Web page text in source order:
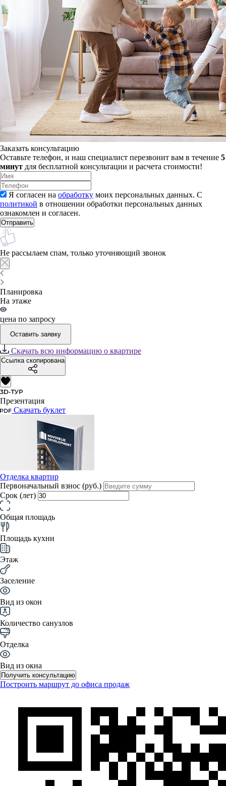
Заказать консультацию
Оставьте телефон, и наш специалист перезвонит вам в течение 5
минут для бесплатной консультации и расчета стоимости!
Я согласен на обработку моих персональных данных. С
политикой в отношении обработки персональных данных
ознакомлен и согласен.
Не рассылаем спам, только уточняющий звонок
Планировка
На этаже
цена по запросу
Оставить заявку
Скачать всю информацию о квартире
Ссылка скопирована
Презентация
Скачать буклет
Отделка квартир
Первоначальный взнос (руб.)
Срок (лет)
Общая площадь
Площадь кухни
Этаж
Заселение
Вид из окон
Количество санузлов
Отделка
Вид из окна
Получить консультацию
Построить маршрут до офиса продаж